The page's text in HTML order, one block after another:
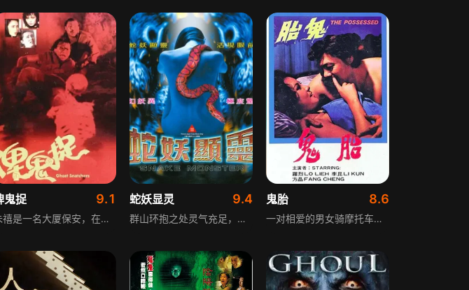
鬼捉 9.1
朱禧是一名大厦保安，在舅舅范景周手下干活。某日，他意外目睹秘书裘蒂被鬼上身色诱老板的场景。又惊又怕的朱禧将这一切告诉女友，两人伙同范景周找到了法力高强的女法师，希望她能够降妖除魔。三人展开缜密调查，原来大厦的旧址是日本军营，曾经的日军队长化身为如今的鬼王，想要借大开杀戒来雪战败之耻。朱禧女友的哥哥被鬼王捉入阴间，之后托梦给妹妹让她千万要小心，有了这条线索，女法师想出一个计谋，能够将鬼王一举消灭。
蛇妖显灵 9.4
群山环抱之处灵气充足，蛇王苦苦修行以期成形，同类蛇妖阴气凝重，蛇王化身美女四处采阳补阴以壮法力。金老板是五世奇人，凝聚无限纯阳之气，蛇妖纷纷化身美人争相吸取其阳刚之气。蛇妖破坏安宁，村民恭请白龙王出山对付蛇王，蛇王为对抗白龙王等人明知故犯以肉身与女交欢增法力，犯下天条，躲入蛇洞避过收服。
鬼胎 8.6
一对相爱的男女骑摩托车外出游玩，遇下雨躲进有怪异塑像的山洞避雨，两人在此发生关系时，女方被鬼魂上身怀上鬼胎。鬼胎出生后长到五六岁，有人欺负她母亲时，小女孩会在晚上杀人，杀人前她会趴在房间地板上变大，面相恐怖露出两颗白獠牙，后来她还杀死了父亲，唯独没有伤害母亲。